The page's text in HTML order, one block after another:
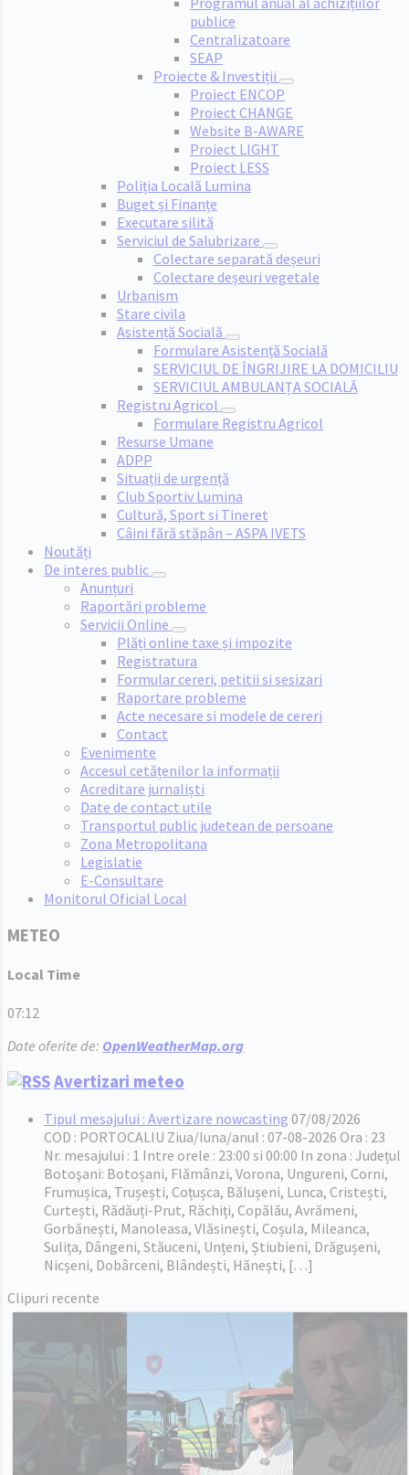
publice
Centralizatoare
SEAP
Proiecte & Investiții
Proiect ENCOP
Proiect CHANGE
Website B-AWARE
Proiect LIGHT
Proiect LESS
Poliția Locală Lumina
Buget și Finanțe
Executare silită
Serviciul de Salubrizare
Colectare separată deșeuri
Colectare deșeuri vegetale
Urbanism
Stare civila
Asistență Socială
Formulare Asistență Socială
SERVICIUL DE ÎNGRIJIRE LA DOMICILIU
SERVICIUL AMBULANȚA SOCIALĂ
Registru Agricol
Formulare Registru Agricol
Resurse Umane
ADPP
Situații de urgență
Club Sportiv Lumina
Cultură, Sport si Tineret
Câini fără stăpân – ASPA IVETS
Noutăți
De interes public
Anunțuri
Raportări probleme
Servicii Online
Plăți online taxe și impozite
Registratura
Formular cereri, petitii si sesizari
Raportare probleme
Acte necesare si modele de cereri
Contact
Evenimente
Accesul cetățenilor la informații
Acreditare jurnaliști
Date de contact utile
Transportul public judetean de persoane
Zona Metropolitana
Legislatie
E-Consultare
Monitorul Oficial Local
METEO
Local Time
07:12
Date oferite de: OpenWeatherMap.org
Avertizari meteo
Tipul mesajului : Avertizare nowcasting 07/08/2026
COD : PORTOCALIU Ziua/luna/anul : 07-08-2026 Ora : 23
Nr. mesajului : 1 Intre orele : 23:00 si 00:00 In zona : Județul
Botoşani: Botoșani, Flămânzi, Vorona, Ungureni, Corni,
Frumușica, Trușești, Coțușca, Bălușeni, Lunca, Cristești,
Curtești, Rădăuți-Prut, Răchiți, Copălău, Avrămeni,
Gorbănești, Manoleasa, Vlăsinești, Coșula, Mileanca,
Sulița, Dângeni, Stăuceni, Unțeni, Știubieni, Drăgușeni,
Nicșeni, Dobârceni, Blândești, Hănești, […]
Clipuri recente